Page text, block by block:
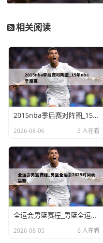
相关阅读
2015nba季后赛对阵图_15年nba季后赛
2026-08-06 5 人在看
全运会男篮赛程_男篮全运会2025时间表最新
2026-08-05 6 人在看